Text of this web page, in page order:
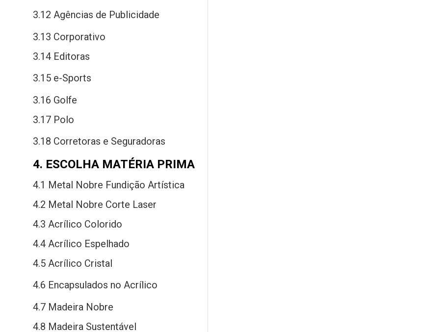
3.12 Agências de Publicidade
3.13 Corporativo
3.14 Editoras
3.15 e-Sports
3.16 Golfe
3.17 Polo
3.18 Corretoras e Seguradoras
4. ESCOLHA MATÉRIA PRIMA
4.1 Metal Nobre Fundição Artística
4.2 Metal Nobre Corte Laser
4.3 Acrílico Colorido
4.4 Acrílico Espelhado
4.5 Acrílico Cristal
4.6 Encapsulados no Acrílico
4.7 Madeira Nobre
4.8 Madeira Sustentável